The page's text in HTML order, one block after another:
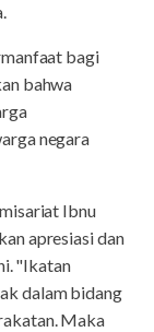
bagi
bahwa
negara
Ibnu
apresiasi dan
"Ikatan
dalam bidang
Maka